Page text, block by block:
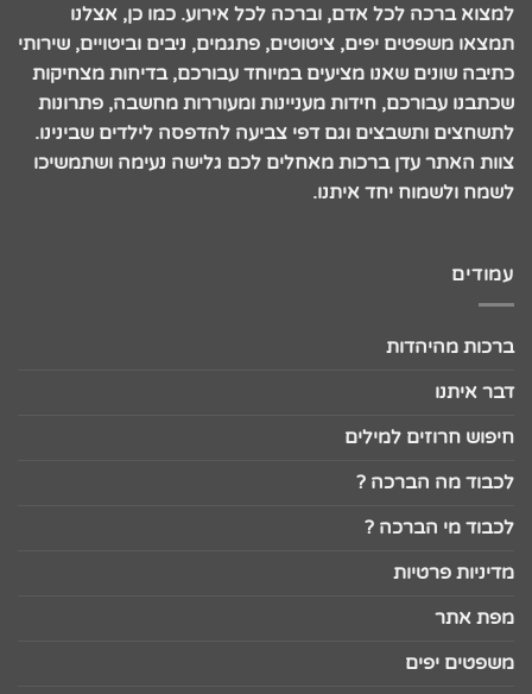
למצוא ברכה לכל אדם, וברכה לכל אירוע. כמו כן, אצלנו
תמצאו משפטים יפים, ציטוטים, פתגמים, ניבים וביטויים, שירותי
כתיבה שונים שאנו מציעים במיוחד עבורכם, בדיחות מצחיקות
שכתבנו עבורכם, חידות מעניינות ומעוררות מחשבה, פתרונות
לתשחצים ותשבצים וגם דפי צביעה להדפסה לילדים שבינינו.
צוות האתר עדן ברכות מאחלים לכם גלישה נעימה ושתמשיכו
לשמח ולשמוח יחד איתנו.
עמודים
ברכות מהיהדות
דבר איתנו
חיפוש חרוזים למילים
לכבוד מה הברכה ?
לכבוד מי הברכה ?
מדיניות פרטיות
מפת אתר
משפטים יפים